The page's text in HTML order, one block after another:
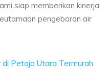
siap memberikan kinerja
pengeboran air
Petojo Utara Termurah